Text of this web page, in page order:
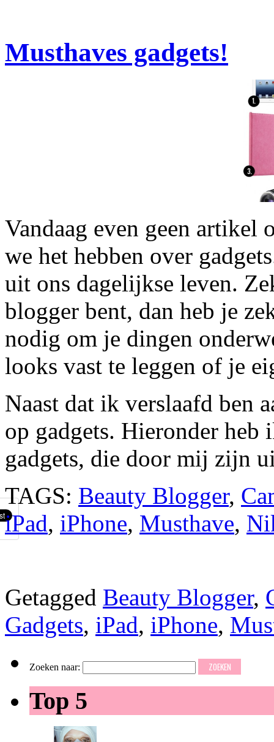
Musthaves gadgets!
Vandaag even geen artikel
we het hebben over
uit ons dagelijkse leven.
blogger bent, dan heb je
nodig om je dingen
looks vast te leggen of je
Naast dat ik verslaafd ben
op gadgets. Hieronder
gadgets, die door mij zijn
TAGS: Beauty Blogger,
iPad, iPhone, Musthave,
Getagged Beauty Blogger,
Gadgets, iPad, iPhone,
Zoeken naar:
Top 5